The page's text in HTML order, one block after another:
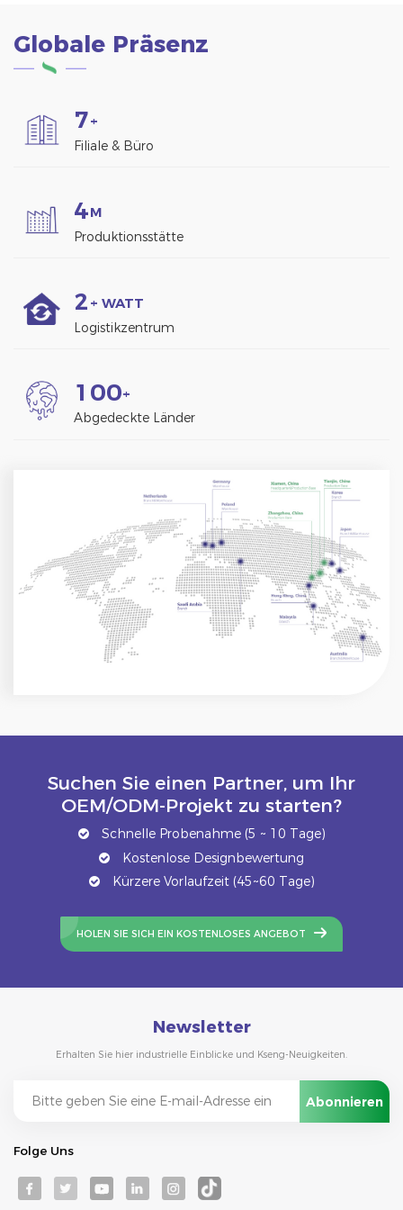
Globale Präsenz
7+
Filiale & Büro
4M
Produktionsstätte
2 + WATT
Logistikzentrum
1 00+
Abgedeckte Länder
Suchen Sie einen Partner, um Ihr
OEM/ODM-Projekt zu starten?
Schnelle Probenahme (5 ~ 10 Tage)
Kostenlose Designbewertung
Kürzere Vorlaufzeit (45~60 Tage)
HOLEN SIE SICH EIN KOSTENLOSES ANGEBOT
Newsletter
Erhalten Sie hier industrielle Einblicke und Kseng-Neuigkeiten.
Folge Uns